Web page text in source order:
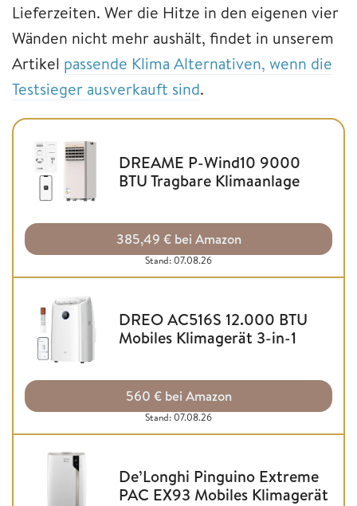
Lieferzeiten. Wer die Hitze in den eigenen vier
Wänden nicht mehr aushält, findet in unserem
Artikel passende Klima Alternativen, wenn die
Testsieger ausverkauft sind.
DREAME P-Wind10 9000
BTU Tragbare Klimaanlage
385,49 € bei Amazon
Stand: 07.08.26
DREO AC516S 12.000 BTU
Mobiles Klimagerät 3-in-1
560 € bei Amazon
Stand: 07.08.26
De’Longhi Pinguino Extreme
PAC EX93 Mobiles Klimagerät